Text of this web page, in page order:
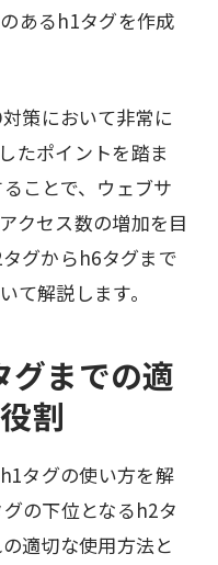
あるh1タグを作成
策において非常に
たポイントを踏ま
ことで、ウェブサ
クセス数の増加を目
グからh6タグまで
て解説します。
までの適
割
タグの使い方を解
の下位となるh2タ
適切な使用方法と